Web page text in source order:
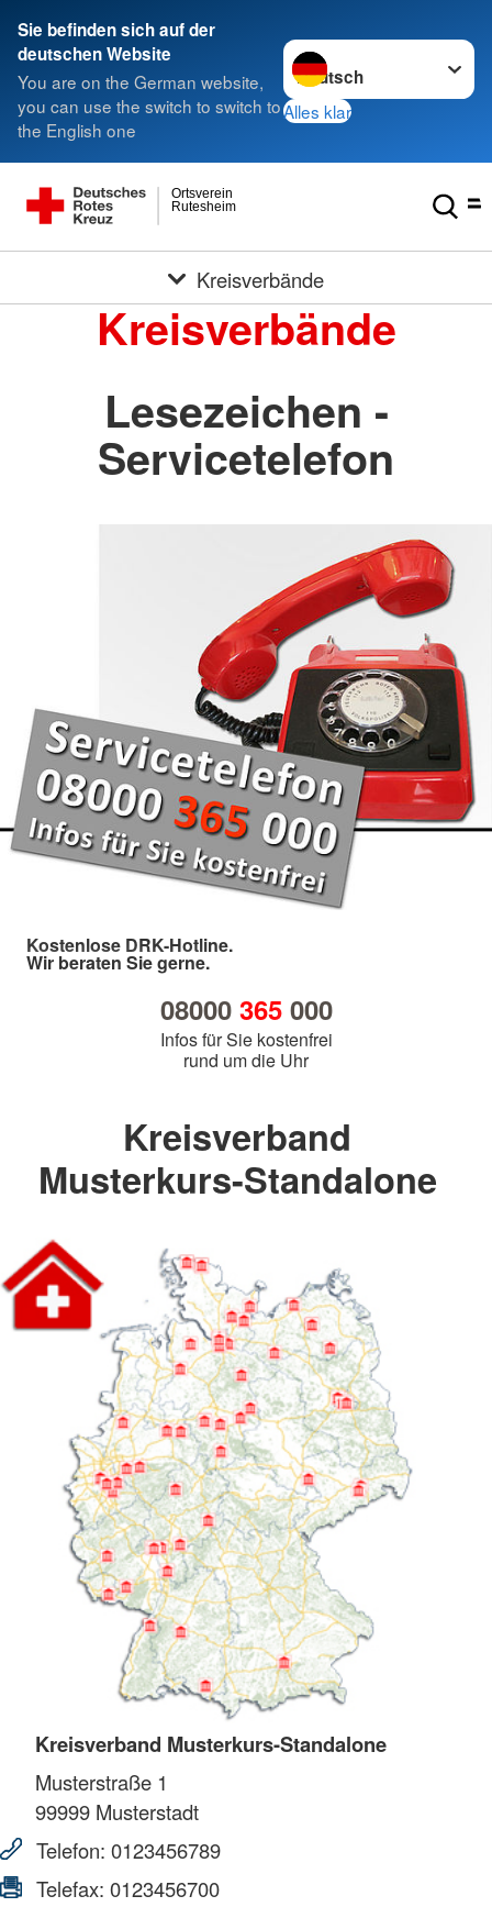
Sie befinden sich auf der
deutschen Website
You are on the German website,
you can use the switch to switch to
the English one
Sprache wechseln zu
Alles klar
Rutesheim
Ortsverein
Kreisverbände
Kreisverbände
Lesezeichen -
Servicetelefon
Kostenlose DRK-Hotline.
Wir beraten Sie gerne.
08000 365000
Infos für Sie kostenfrei
rund um die Uhr
Kreisverband
Musterkurs-Standalone
Kreisverband Musterkurs-Standalone
Musterstraße 1
99999 Musterstadt
Telefon: 0123456789
Telefax: 0123456700